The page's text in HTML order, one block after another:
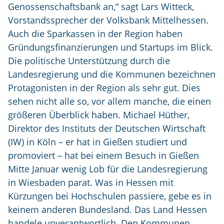
Genossenschaftsbank an,“ sagt Lars Witteck,
Vorstandssprecher der Volksbank Mittelhessen.
Auch die Sparkassen in der Region haben
Gründungsfinanzierungen und Startups im Blick.
Die politische Unterstützung durch die
Landesregierung und die Kommunen bezeichnen
Protagonisten in der Region als sehr gut. Dies
sehen nicht alle so, vor allem manche, die einen
größeren Überblick haben. Michael Hüther,
Direktor des Instituts der Deutschen Wirtschaft
(IW) in Köln – er hat in Gießen studiert und
promoviert – hat bei einem Besuch in Gießen
Mitte Januar wenig Lob für die Landesregierung
in Wiesbaden parat. Was in Hessen mit
Kürzungen bei Hochschulen passiere, gebe es in
keinem anderen Bundesland. Das Land Hessen